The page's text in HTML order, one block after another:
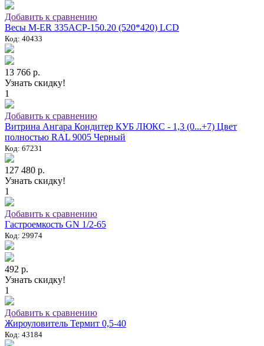
Добавить к сравнению
Весы M-ER 335ACP-150.20 (520*420) LCD
Код: 40433
13 766 р.
Узнать скидку!
1
Добавить к сравнению
Витрина Ангара Кондитер КУБ ЛЮКС - 1,3 (0...+7) Цвет
полностью RAL 9005 Черный
Код: 67231
127 480 р.
Узнать скидку!
1
Добавить к сравнению
Гастроемкость GN 1/2-65
Код: 29974
492 р.
Узнать скидку!
1
Добавить к сравнению
Жироуловитель Термит 0,5-40
Код: 43184